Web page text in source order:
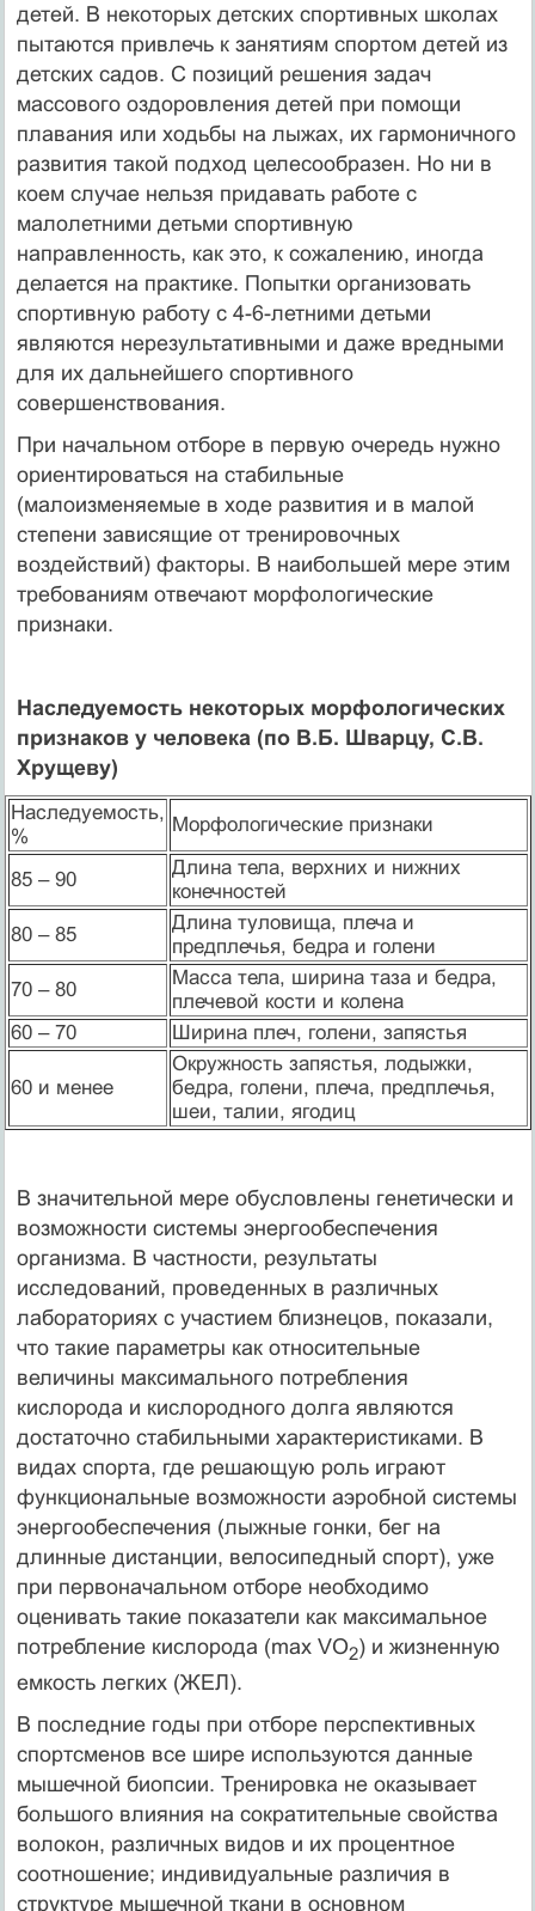
детей. В некоторых детских спортивных школах
пытаются привлечь к занятиям спортом детей из
детских садов. С позиций решения задач
массового оздоровления детей при помощи
плавания или ходьбы на лыжах, их гармоничного
развития такой подход целесообразен. Но ни в
коем случае нельзя придавать работе с
малолетними детьми спортивную
направленность, как это, к сожалению, иногда
делается на практике. Попытки организовать
спортивную работу с 4-6-летними детьми
являются нерезультативными и даже вредными
для их дальнейшего спортивного
совершенствования.
При начальном отборе в первую очередь нужно
ориентироваться на стабильные
(малоизменяемые в ходе развития и в малой
степени зависящие от тренировочных
воздействий) факторы. В наибольшей мере этим
требованиям отвечают морфологические
признаки.
Наследуемость некоторых морфологических
признаков у человека (по В.Б. Шварцу, С.В.
Хрущеву)
Наследуемость,
%
Морфологические признаки
85 – 90
Длина тела, верхних и нижних
конечностей
80 – 85
Длина туловища, плеча и
предплечья, бедра и голени
70 – 80
Масса тела, ширина таза и бедра,
плечевой кости и колена
60 – 70
Ширина плеч, голени, запястья
60 и менее
Окружность запястья, лодыжки,
бедра, голени, плеча, предплечья,
шеи, талии, ягодиц
В значительной мере обусловлены генетически и
возможности системы энергообеспечения
организма. В частности, результаты
исследований, проведенных в различных
лабораториях с участием близнецов, показали,
что такие параметры как относительные
величины максимального потребления
кислорода и кислородного долга являются
достаточно стабильными характеристиками. В
видах спорта, где решающую роль играют
функциональные возможности аэробной системы
энергообеспечения (лыжные гонки, бег на
длинные дистанции, велосипедный спорт), уже
при первоначальном отборе необходимо
оценивать такие показатели как максимальное
потребление кислорода (max VO2) и жизненную
емкость легких (ЖЕЛ).
В последние годы при отборе перспективных
спортсменов все шире используются данные
мышечной биопсии. Тренировка не оказывает
большого влияния на сократительные свойства
волокон, различных видов и их процентное
соотношение; индивидуальные различия в
структуре мышечной ткани в основном